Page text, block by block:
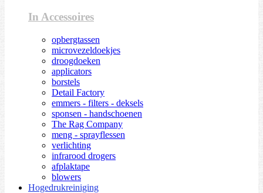
In Accessoires
opbergtassen
microvezeldoekjes
droogdoeken
applicators
borstels
Detail Factory
emmers - filters - deksels
sponsen - handschoenen
The Rag Company
meng - sprayflessen
verlichting
infrarood drogers
afplaktape
blowers
Hogedrukreiniging